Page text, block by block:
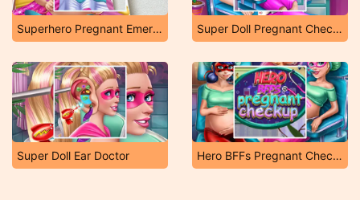
Superhero Pregnant Emergency Super Doll Pregnant Check Up
Super Doll Ear Doctor Hero BFFs Pregnant Checkup